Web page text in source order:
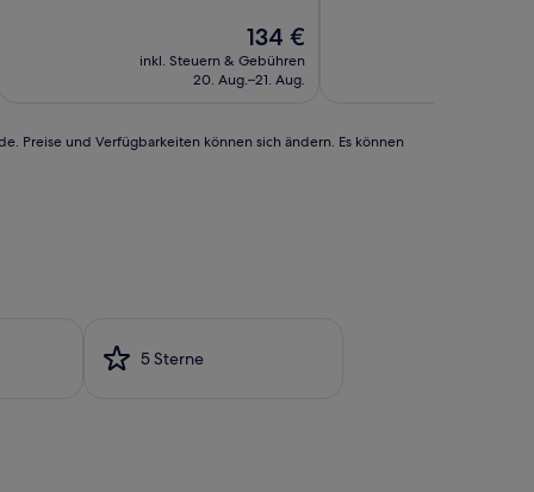
Der
Preis
beträgt
134 €
inkl. Steuern & Gebühren
20. Aug.–21. Aug.
Preise und Verfügbarkeiten können sich ändern. Es können
5 Sterne